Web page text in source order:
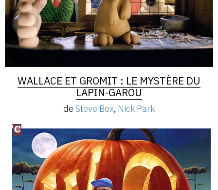
WALLACE ET GROMIT : LE MYSTÈRE DU
LAPIN-GAROU
de Steve Box, Nick Park